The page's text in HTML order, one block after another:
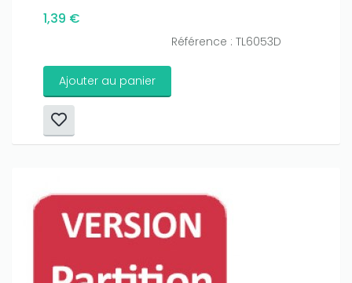
1,39 €
Référence : TL6053D
Ajouter au panier